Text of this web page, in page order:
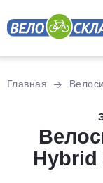
Главная
Hybrid
оплату
без